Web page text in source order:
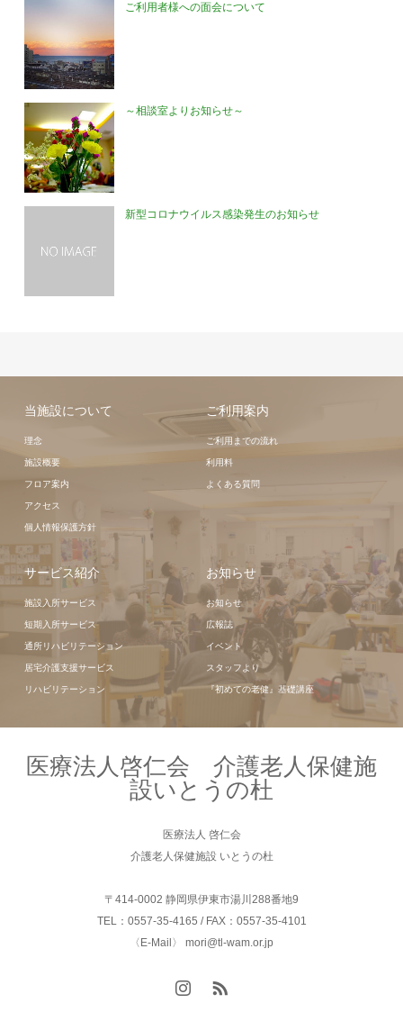
ご利用者様への面会について
～相談室よりお知らせ～
新型コロナウイルス感染発生のお知らせ
当施設について
理念
施設概要
フロア案内
アクセス
個人情報保護方針
ご利用案内
ご利用までの流れ
利用料
よくある質問
サービス紹介
施設入所サービス
短期入所サービス
通所リハビリテーション
居宅介護支援サービス
リハビリテーション
お知らせ
お知らせ
広報誌
イベント
スタッフより
『初めての老健』基礎講座
医療法人啓仁会 介護老人保健施
設いとうの杜
医療法人 啓仁会
介護老人保健施設 いとうの杜
〒414-0002 静岡県伊東市湯川288番地9
TEL：0557-35-4165 / FAX：0557-35-4101
〈E-Mail〉 mori@tl-wam.or.jp